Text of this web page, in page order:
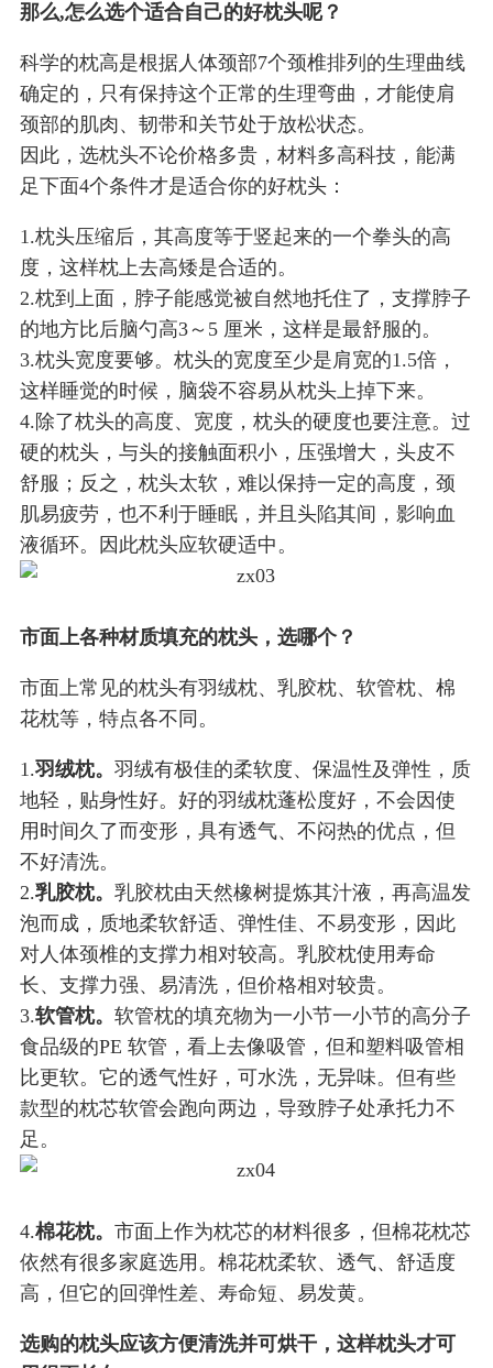
那么,怎么选个适合自己的好枕头呢？
科学的枕高是根据人体颈部7个颈椎排列的生理曲线
确定的，只有保持这个正常的生理弯曲，才能使肩
颈部的肌肉、韧带和关节处于放松状态。
因此，选枕头不论价格多贵，材料多高科技，能满
足下面4个条件才是适合你的好枕头：
1.枕头压缩后，其高度等于竖起来的一个拳头的高
度，这样枕上去高矮是合适的。
2.枕到上面，脖子能感觉被自然地托住了，支撑脖子
的地方比后脑勺高3～5 厘米，这样是最舒服的。
3.枕头宽度要够。枕头的宽度至少是肩宽的1.5倍，
这样睡觉的时候，脑袋不容易从枕头上掉下来。
4.除了枕头的高度、宽度，枕头的硬度也要注意。过
硬的枕头，与头的接触面积小，压强增大，头皮不
舒服；反之，枕头太软，难以保持一定的高度，颈
肌易疲劳，也不利于睡眠，并且头陷其间，影响血
液循环。因此枕头应软硬适中。
市面上各种材质填充的枕头，选哪个？
市面上常见的枕头有羽绒枕、乳胶枕、软管枕、棉
花枕等，特点各不同。
1.羽绒枕。 羽绒有极佳的柔软度、保温性及弹性，质
地轻，贴身性好。好的羽绒枕蓬松度好，不会因使
用时间久了而变形，具有透气、不闷热的优点，但
不好清洗。
2.乳胶枕。 乳胶枕由天然橡树提炼其汁液，再高温发
泡而成，质地柔软舒适、弹性佳、不易变形，因此
对人体颈椎的支撑力相对较高。乳胶枕使用寿命
长、支撑力强、易清洗，但价格相对较贵。
3.软管枕。 软管枕的填充物为一小节一小节的高分子
食品级的PE 软管，看上去像吸管，但和塑料吸管相
比更软。它的透气性好，可水洗，无异味。但有些
款型的枕芯软管会跑向两边，导致脖子处承托力不
足。
4.棉花枕。 市面上作为枕芯的材料很多，但棉花枕芯
依然有很多家庭选用。棉花枕柔软、透气、舒适度
高，但它的回弹性差、寿命短、易发黄。
选购的枕头应该方便清洗并可烘干，这样枕头才可